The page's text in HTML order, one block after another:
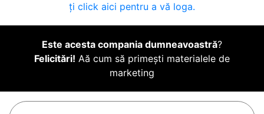
ți click aici pentru a vă loga.
Este acesta compania dumneavoastră?
Felicitări! Aă cum să primești materialele de
marketing